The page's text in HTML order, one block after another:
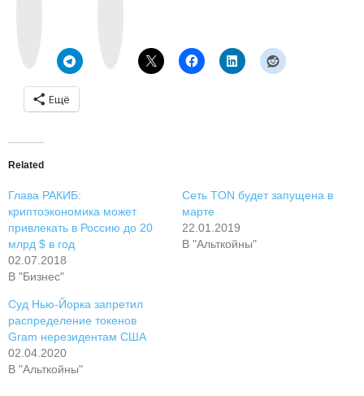
Ещё
Related
Глава РАКИБ:
криптоэкономика может
привлекать в Россию до 20
млрд $ в год
02.07.2018
В "Бизнес"
Сеть TON будет запущена в
марте
22.01.2019
В "Альткойны"
Суд Нью-Йорка запретил
распределение токенов
Gram нерезидентам США
02.04.2020
В "Альткойны"